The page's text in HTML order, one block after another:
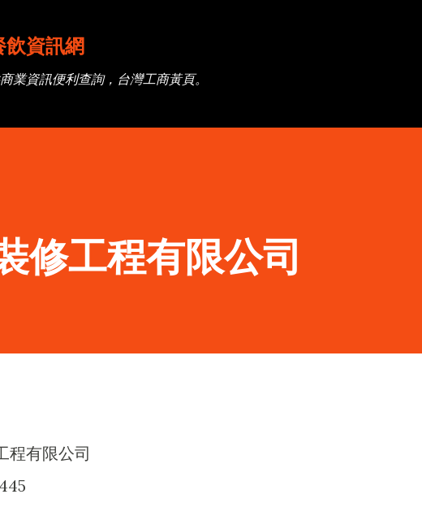
飲資訊網
業資訊便利查詢，台灣工商黃頁。
修工程有限公司
程有限公司